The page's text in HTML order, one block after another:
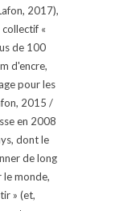
2017),
«
de 100
d'encre,
pour les
2015 /
en 2008
dont le
de long
le monde,
» (et,